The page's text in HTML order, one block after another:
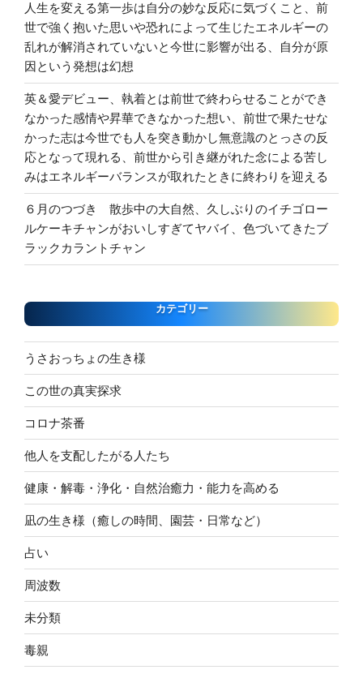
人生を変える第一歩は自分の妙な反応に気づくこと、前
世で強く抱いた思いや恐れによって生じたエネルギーの
乱れが解消されていないと今世に影響が出る、自分が原
因という発想は幻想
英＆愛デビュー、執着とは前世で終わらせることができ
なかった感情や昇華できなかった想い、前世で果たせな
かった志は今世でも人を突き動かし無意識のとっさの反
応となって現れる、前世から引き継がれた念による苦し
みはエネルギーバランスが取れたときに終わりを迎える
６月のつづき 散歩中の大自然、久しぶりのイチゴロー
ルケーキチャンがおいしすぎてヤバイ、色づいてきたブ
ラックカラントチャン
カテゴリー
うさおっちょの生き様
この世の真実探求
コロナ茶番
他人を支配したがる人たち
健康・解毒・浄化・自然治癒力・能力を高める
凪の生き様（癒しの時間、園芸・日常など）
占い
周波数
未分類
毒親